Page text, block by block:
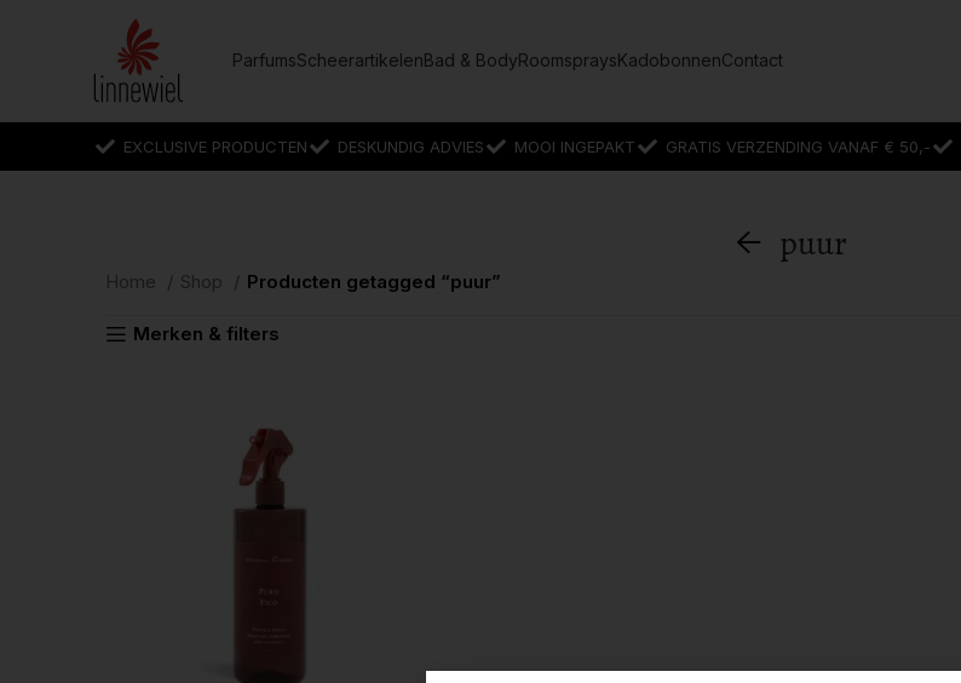
ParfumsScheerartikelenBad & BodyRoomspraysKadobonnenContact
EXCLUSIVE PRODUCTEN DESKUNDIG ADVIES MOOI INGEPAKT GRATIS VERZENDING VANAF € 50,-
puur
Home Shop Producten getagged “puur”
Merken & filters